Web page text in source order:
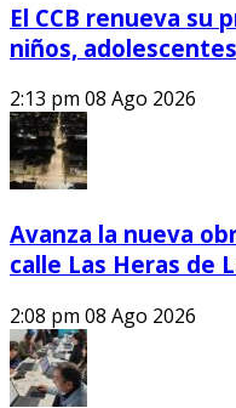
El CCB renueva su
niños,
2:13 pm 08 Ago 2026
Avanza la nueva
calle Las Heras de
2:08 pm 08 Ago 2026